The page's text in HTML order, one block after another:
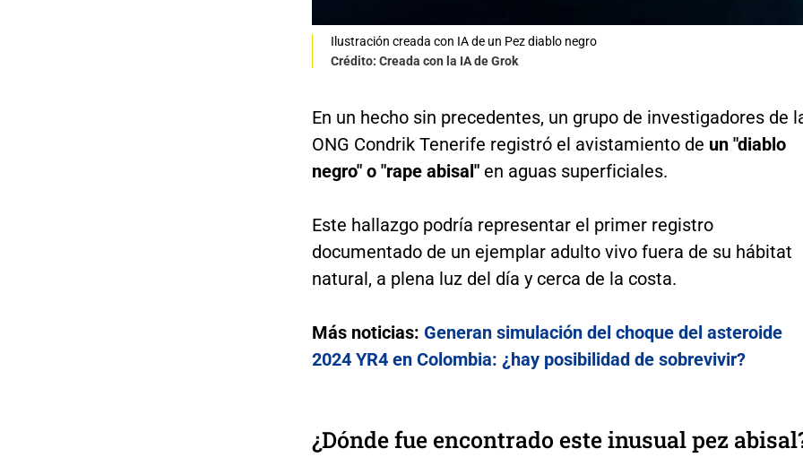
Ilustración creada con IA de un Pez diablo negro
Crédito: Creada con la IA de Grok
En un hecho sin precedentes, un grupo de investigadores de
ONG Condrik Tenerife registró el avistamiento de un "diablo
negro" o "rape abisal"en aguas superficiales.
Este hallazgo podría representar el primer registro
documentado de un ejemplar adulto vivo fuera de su hábitat
natural, a plena luz del día y cerca de la costa.
Más noticias: Generan simulación del choque del asteroide
2024 YR4 en Colombia: ¿hay posibilidad de sobrevivir?
¿Dónde fue encontrado este inusual pez